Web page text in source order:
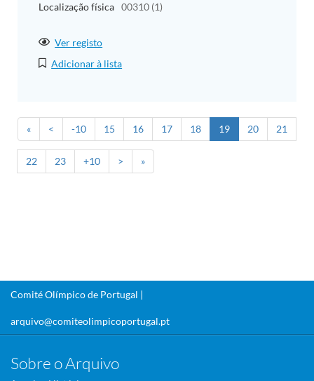
Localização física 00310 (1)
Ver registo
Adicionar à lista
« < -10 15 16 17 18 19 20 21
22 23 +10 > »
Comité Olímpico de Portugal |
arquivo@comiteolimpicoportugal.pt
Sobre o Arquivo